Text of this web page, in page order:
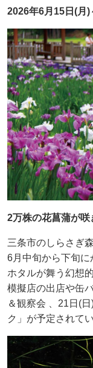
2026年6月15日(月)
2万株の花菖蒲が咲
三条市のしらさぎ
6月中旬から下旬
ホタルが舞う幻想
模擬店の出店や缶
＆観察会 、21日(
ク」が予定されてい